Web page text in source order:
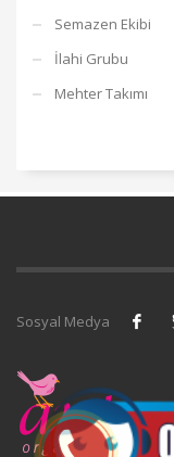
Semazen Ekibi
İlahi Grubu
Mehter Takımı
Sosyal Medya